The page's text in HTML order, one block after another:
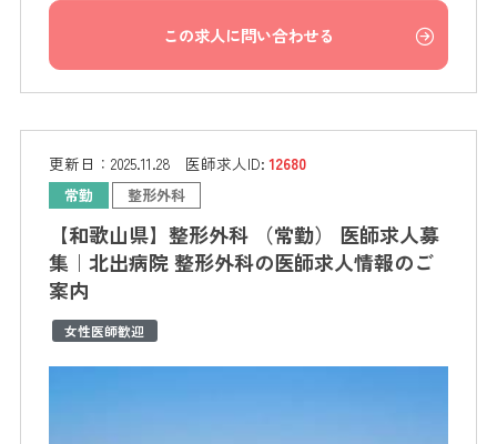
この求人に問い合わせる
更新日： 2025.11.28 医師求人ID:12680
常勤 整形外科
【和歌山県】整形外科 （常勤） 医師求人募
集｜北出病院 整形外科の医師求人情報のご
案内
女性医師歓迎